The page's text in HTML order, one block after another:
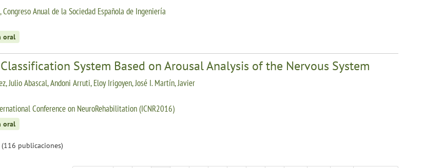
Congreso Anual de la Sociedad Española de Ingeniería
oral
System Based on Arousal Analysis of the Nervous System
Julio Abascal, Andoni Arruti, Eloy Irigoyen, José I. Martín, Javier
Conference on NeuroRehabilitation (ICNR2016)
oral
publicaciones)